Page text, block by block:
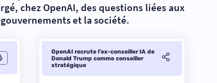
chez OpenAI, des questions liées aux
et la société.
OpenAI recrute l’ex-conseiller IA de
Donald Trump comme conseiller
stratégique